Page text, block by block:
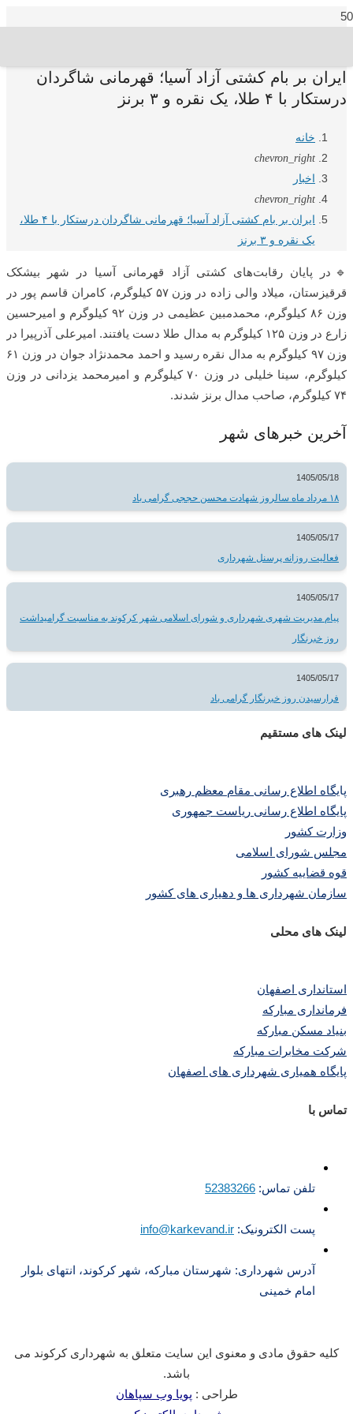
ایران بر بام کشتی آزاد آسیا؛ قهرمانی شاگردان
درستکار با ۴ طلا، یک نقره و ۳ برنز
خانه
chevron_right
اخبار
chevron_right
ایران بر بام کشتی آزاد آسیا؛ قهرمانی شاگردان درستکار با ۴ طلا،
یک نقره و ۳ برنز
🔹در پایان رقابت‌های کشتی آزاد قهرمانی آسیا در شهر بیشکک
قرقیزستان، میلاد والی زاده در وزن ۵۷ کیلوگرم، کامران قاسم پور در
وزن ۸۶ کیلوگرم، محمدمبین عظیمی در وزن ۹۲ کیلوگرم و امیرحسین
زارع در وزن ۱۲۵ کیلوگرم به مدال طلا دست یافتند. امیرعلی آذرپیرا در
وزن ۹۷ کیلوگرم به مدال نقره رسید و احمد محمدنژاد جوان در وزن ۶۱
کیلوگرم، سینا خلیلی در وزن ۷۰ کیلوگرم و امیرمحمد یزدانی در وزن
۷۴ کیلوگرم، صاحب مدال برنز شدند.
آخرین خبرهای شهر
1405/05/18
۱۸ مرداد ماه سالروز شهادت محسن حججی گرامی باد
1405/05/17
فعالیت روزانه پرسنل شهرداری
1405/05/17
پیام مدیریت شهری شهرداری و شورای اسلامی شهر کرکوند به مناسبت گرامیداشت
روز خبرنگار
1405/05/17
فرارسیدن روز خبرنگار گرامی باد
لینک های مستقیم
پایگاه اطلاع رسانی مقام معظم رهبری
پایگاه اطلاع رسانی ریاست جمهوری
وزارت کشور
مجلس شورای اسلامی
قوه قضاییه کشور
سازمان شهرداری ها و دهیاری های کشور
لینک های محلی
استانداری اصفهان
فرمانداری مبارکه
بنیاد مسکن مبارکه
شرکت مخابرات مبارکه
پایگاه همیاری شهرداری های اصفهان
تماس با
تلفن تماس: 52383266
پست الکترونیک: info@karkevand.ir
آدرس شهرداری: شهرستان مبارکه، شهر کرکوند، انتهای بلوار
امام خمینی
کلیه حقوق مادی و معنوی این سایت متعلق به شهرداری کرکوند می
باشد.
طراحی : پویا وب سپاهان